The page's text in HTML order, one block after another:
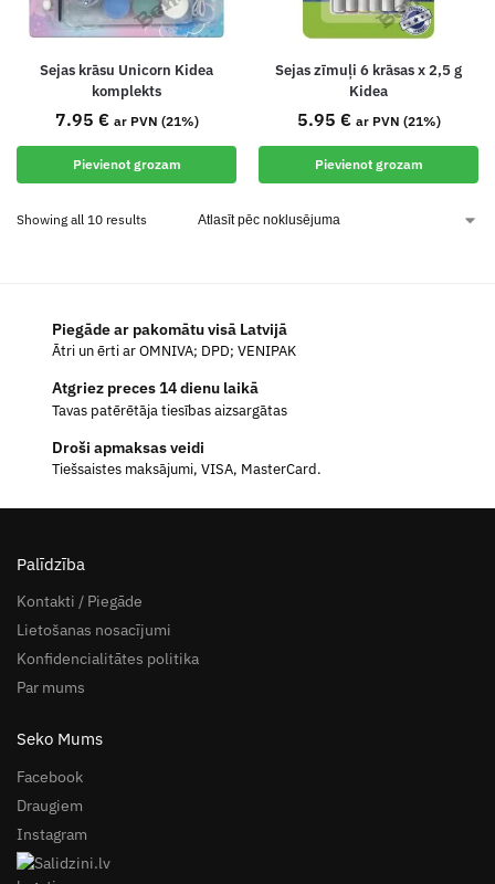
Sejas krāsu Unicorn Kidea
komplekts
7.95 € ar PVN (21%)
Pievienot grozam
Sejas zīmuļi 6 krāsas x 2,5 g
Kidea
5.95 € ar PVN (21%)
Pievienot grozam
Showing all 10 results
Piegāde ar pakomātu visā Latvijā
Ātri un ērti ar OMNIVA; DPD; VENIPAK
Atgriez preces 14 dienu laikā
Tavas patērētāja tiesības aizsargātas
Droši apmaksas veidi
Tiešsaistes maksājumi, VISA, MasterCard.
Palīdzība
Kontakti / Piegāde
Lietošanas nosacījumi
Konfidencialitātes politika
Par mums
Seko Mums
Facebook
Draugiem
Instagram